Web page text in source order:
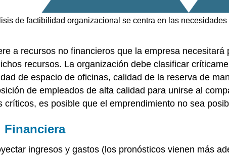
de factibilidad organizacional se centra en las
a recursos no financieros que la empresa
recursos. La organización debe clasificar
de espacio de oficinas, calidad de la reserva de
de empleados de alta calidad para unirse al
críticos, es posible que el emprendimiento no sea
ingresos y gastos (los pronósticos vienen más